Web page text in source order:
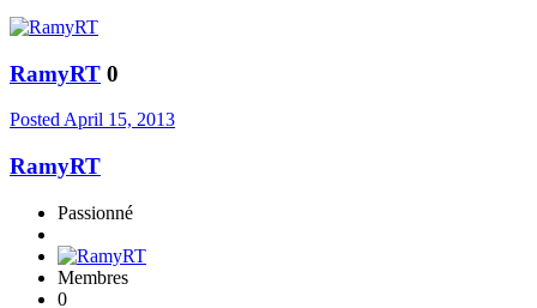
RamyRT 0
Posted April 15, 2013
RamyRT
Passionné
Membres
0